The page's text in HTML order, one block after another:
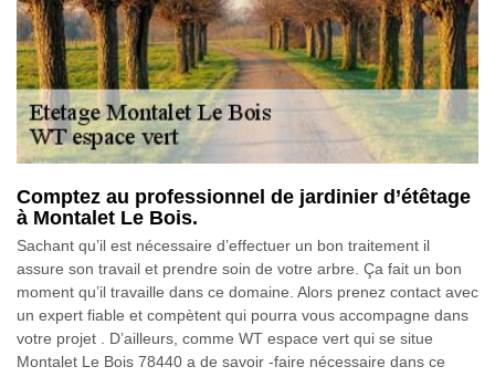
Comptez au professionnel de jardinier d’étêtage
à Montalet Le Bois.
Sachant qu’il est nécessaire d’effectuer un bon traitement il
assure son travail et prendre soin de votre arbre. Ça fait un bon
moment qu’il travaille dans ce domaine. Alors prenez contact avec
un expert fiable et compètent qui pourra vous accompagne dans
votre projet . D’ailleurs, comme WT espace vert qui se situe
Montalet Le Bois 78440 a de savoir -faire nécessaire dans ce